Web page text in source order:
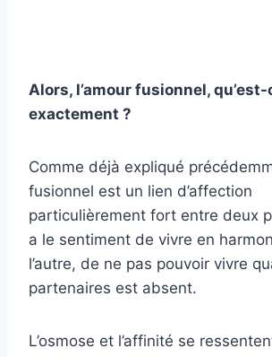
Alors, l’amour fusionnel, qu’est-
exactement ?
Comme déjà expliqué
fusionnel est un lien d’affection
particulièrement fort entre deux
a le sentiment de vivre en
l’autre, de ne pas pouvoir vivre
partenaires est absent.
L’osmose et l’affinité se